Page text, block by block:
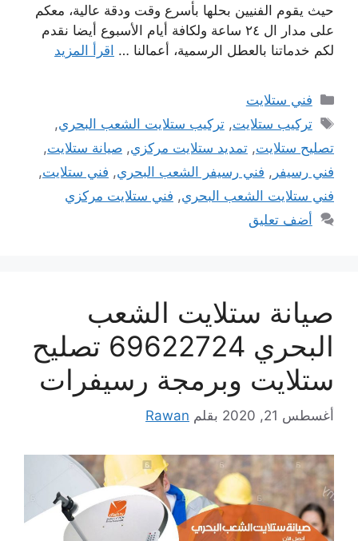
حيث يقوم الفنيين بحلها بأسرع وقت ودقة عالية، معكم
على مدار ال ٢٤ ساعة ولكافة أيام الأسبوع أيضا نقدم
لكم خدماتنا بالعطل الرسمية، أعمالنا … اقرأ المزيد
التصنيفات
فني ستلايت
الوسوم
تركيب ستلايت,تركيب ستلايت الشعب البحري,
تصليح ستلايت, تمديد ستلايت مركزي, صيانة ستلايت,
فني رسيفر , فني رسيفر الشعب البحري, فني ستلايت,
فني ستلايت الشعب البحري, فني ستلايت مركزي
أضف تعليق
صيانة ستلايت الشعب
البحري 69622724 تصليح
ستلايت وبرمجة رسيفرات
أغسطس 21, 2020 بقلم Rawan